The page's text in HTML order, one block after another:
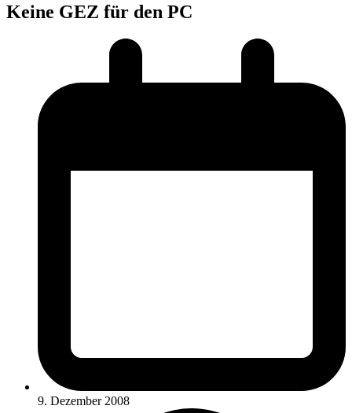
Keine GEZ für den PC
9. Dezember 2008